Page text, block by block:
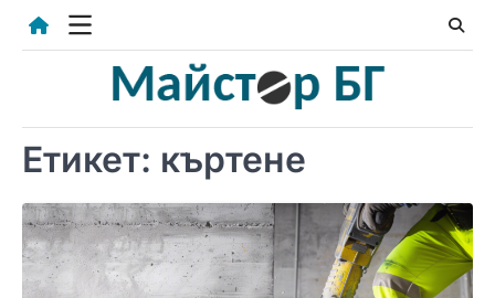
Етикет: къртене